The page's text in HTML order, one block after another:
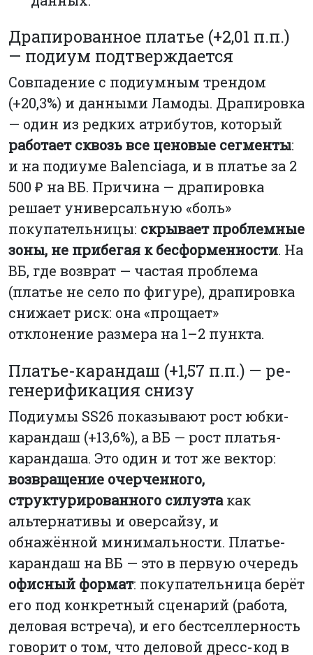
Драпированное платье (+2,01 п.п.)
— подиум подтверждается
Совпадение с подиумным трендом
(+20,3%) и данными Ламоды. Драпировка
— один из редких атрибутов, который
работает сквозь все ценовые сегменты:
и на подиуме Balenciaga, и в платье за 2
500 ₽ на ВБ. Причина — драпировка
решает универсальную «боль»
покупательницы: скрывает проблемные
зоны, не прибегая к бесформенности. На
ВБ, где возврат — частая проблема
(платье не село по фигуре), драпировка
снижает риск: она «прощает»
отклонение размера на 1–2 пункта.
Платье-карандаш (+1,57 п.п.) — ре-
генерификация снизу
Подиумы SS26 показывают рост юбки-
карандаш (+13,6%), а ВБ — рост платья-
карандаша. Это один и тот же вектор:
возвращение очерченного,
структурированного силуэтакак
альтернативы и оверсайзу, и
обнажённой минимальности. Платье-
карандаш на ВБ — это в первую очередь
офисный формат: покупательница берёт
его под конкретный сценарий (работа,
деловая встреча), и его бестселлерность
говорит о том, что деловой дресс-код в